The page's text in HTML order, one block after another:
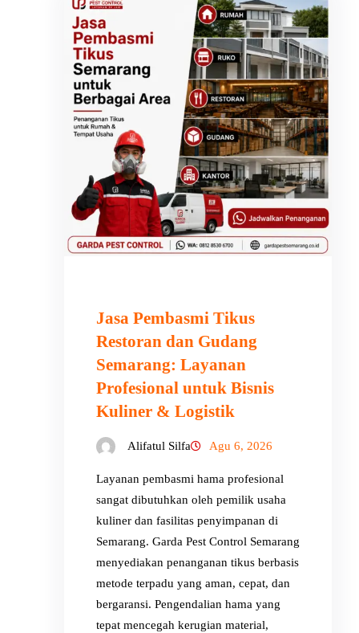
Jasa Pembasmi Tikus
Restoran dan Gudang
Semarang: Layanan
Profesional untuk Bisnis
Kuliner & Logistik
Alifatul Silfa Agu 6, 2026
Layanan pembasmi hama profesional
sangat dibutuhkan oleh pemilik usaha
kuliner dan fasilitas penyimpanan di
Semarang. Garda Pest Control Semarang
menyediakan penanganan tikus berbasis
metode terpadu yang aman, cepat, dan
bergaransi. Pengendalian hama yang
tepat mencegah kerugian material,